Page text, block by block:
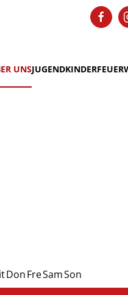
UNSJUGEND
DonFreSamSon